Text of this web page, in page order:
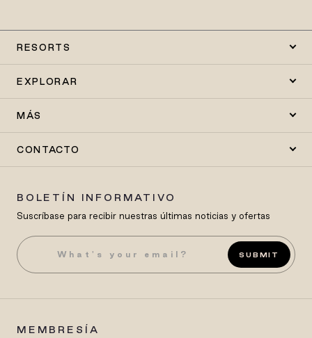
RESORTS
EXPLORAR
MÁS
CONTACTO
BOLETÍN INFORMATIVO
Suscríbase para recibir nuestras últimas noticias y ofertas
SUBMIT
MEMBRESÍA